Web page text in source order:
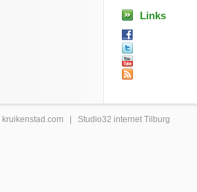
Links
kruikenstad .com | Studio32 internet Tilburg